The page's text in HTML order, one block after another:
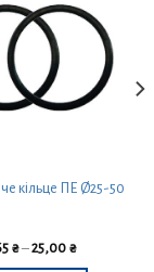
кільце ПЕ Ø25-50
₴–25,00 ₴